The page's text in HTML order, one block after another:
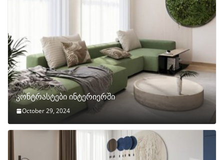
კონტრასტები ინტერიერში
October 29, 2024